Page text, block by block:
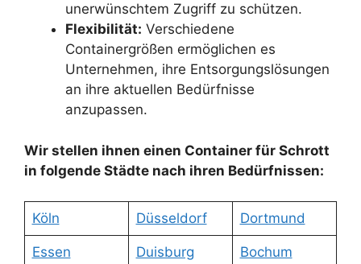
unerwünschtem Zugriff zu schützen.
Flexibilität: Verschiedene
Containergrößen ermöglichen es
Unternehmen, ihre Entsorgungslösungen
an ihre aktuellen Bedürfnisse
anzupassen.
Wir stellen ihnen einen Container für Schrott
in folgende Städte nach ihren Bedürfnissen:
Köln Düsseldorf Dortmund
Essen Duisburg Bochum